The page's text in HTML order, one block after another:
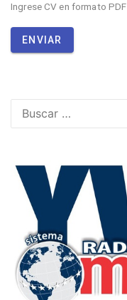
Ingrese CV en formato PDF
ENVIAR